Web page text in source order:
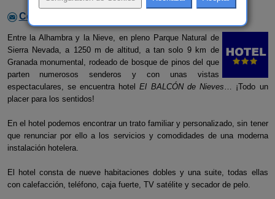
Contactar con el alojamiento
Entre la Alhambra y la Nieve, en pleno Parque Natural de
Sierra Nevada, a 1250 m de altitud, a tan solo 9 km de
Granada monumental, rodeado de bosque de pinos del que
parten numerosos senderos y con unas vistas
espectaculares, se encuentra hotelEl BALCÓN de Nieves… ¡Todo un
placer para los sentidos!
En el hotel podemos encontrar un trato familiar y personalizado, sin tener
que renunciar por ello a los servicios y comodidades de una moderna
instalación hotelera.
El hotel consta de nueve habitaciones dobles y una suite, todas ellas
con calefacción, teléfono, caja fuerte, TV satélite y secador de pelo.